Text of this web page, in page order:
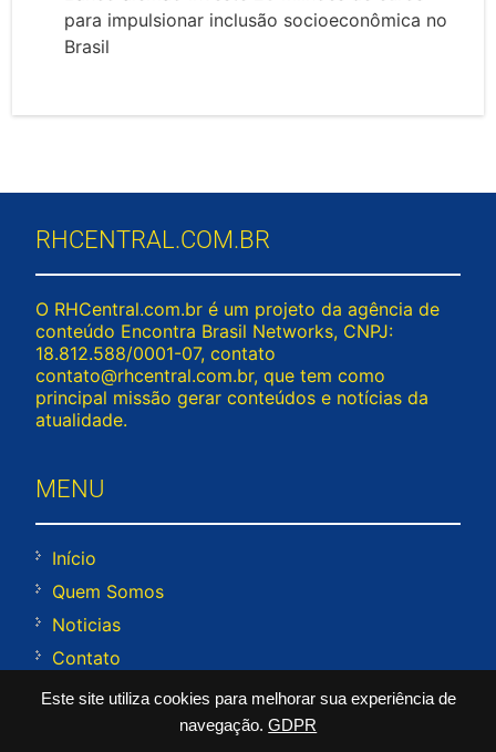
Este site utiliza cookies para melhorar sua experiência de
navegação. GDPR
para impulsionar inclusão socioeconômica no
Brasil
RHCENTRAL.COM.BR
O RHCentral.com.br é um projeto da agência de
conteúdo Encontra Brasil Networks, CNPJ:
18.812.588/0001-07, contato
contato@rhcentral.com.br, que tem como
principal missão gerar conteúdos e notícias da
atualidade.
MENU
Início
Quem Somos
Noticias
Contato
Política